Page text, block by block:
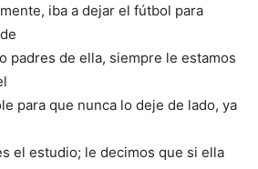
iba a dejar el fútbol para
padres de ella, siempre le estamos
para que nunca lo deje de lado, ya
el estudio; le decimos que si ella